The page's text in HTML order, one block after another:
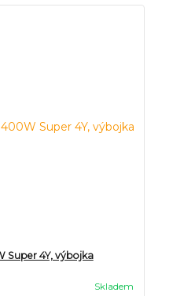
Super 4Y, výbojka
Skladem